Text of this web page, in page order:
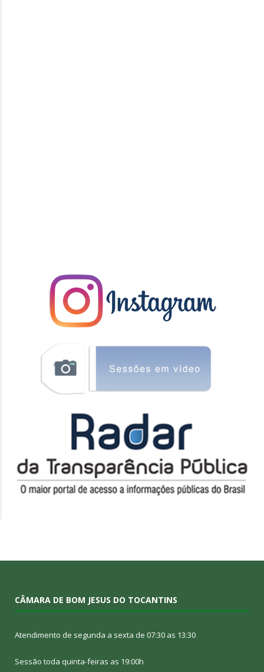
CÂMARA DE BOM JESUS DO TOCANTINS
Atendimento de segunda a sexta de 07:30 as 13:30
Sessão toda quinta-feiras as 19:00h